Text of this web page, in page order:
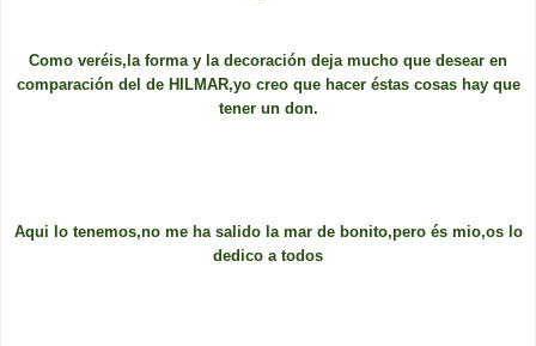
Como veréis,la forma y la decoración deja mucho que desear en
comparación del de HILMAR,yo creo que hacer éstas cosas hay que
tener un don.
Aqui lo tenemos,no me ha salido la mar de bonito,pero és mio,os lo
dedico a todos